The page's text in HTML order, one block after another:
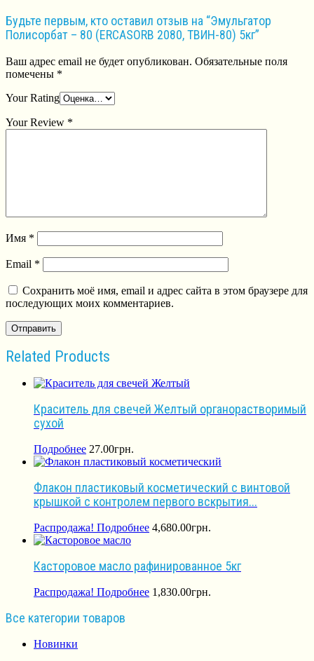
Будьте первым, кто оставил отзыв на “Эмульгатор
Полисорбат – 80 (ERCASORB 2080, ТВИН-80) 5кг”
Ваш адрес email не будет опубликован. Обязательные поля
помечены *
Your Rating
Your Review *
Имя *
Email *
Сохранить моё имя, email и адрес сайта в этом браузере для
последующих моих комментариев.
Related Products
Краситель для свечей Желтый органорастворимый
сухой
Подробнее 27.00грн.
Флакон пластиковый косметический с винтовой
крышкой с контролем первого вскрытия...
Распродажа! Подробнее 4,680.00грн.
Касторовое масло рафинированное 5кг
Распродажа! Подробнее 1,830.00грн.
Все категории товаров
Новинки